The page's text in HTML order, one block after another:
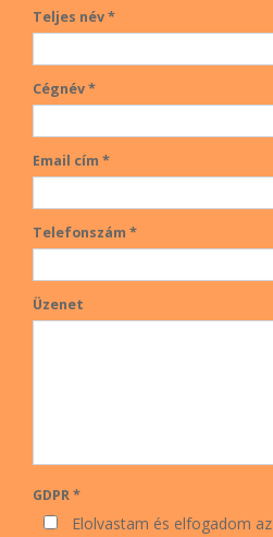
Teljes név *
Cégnév *
Email cím *
Telefonszám *
Üzenet
GDPR *
Elolvastam és elfogadom az